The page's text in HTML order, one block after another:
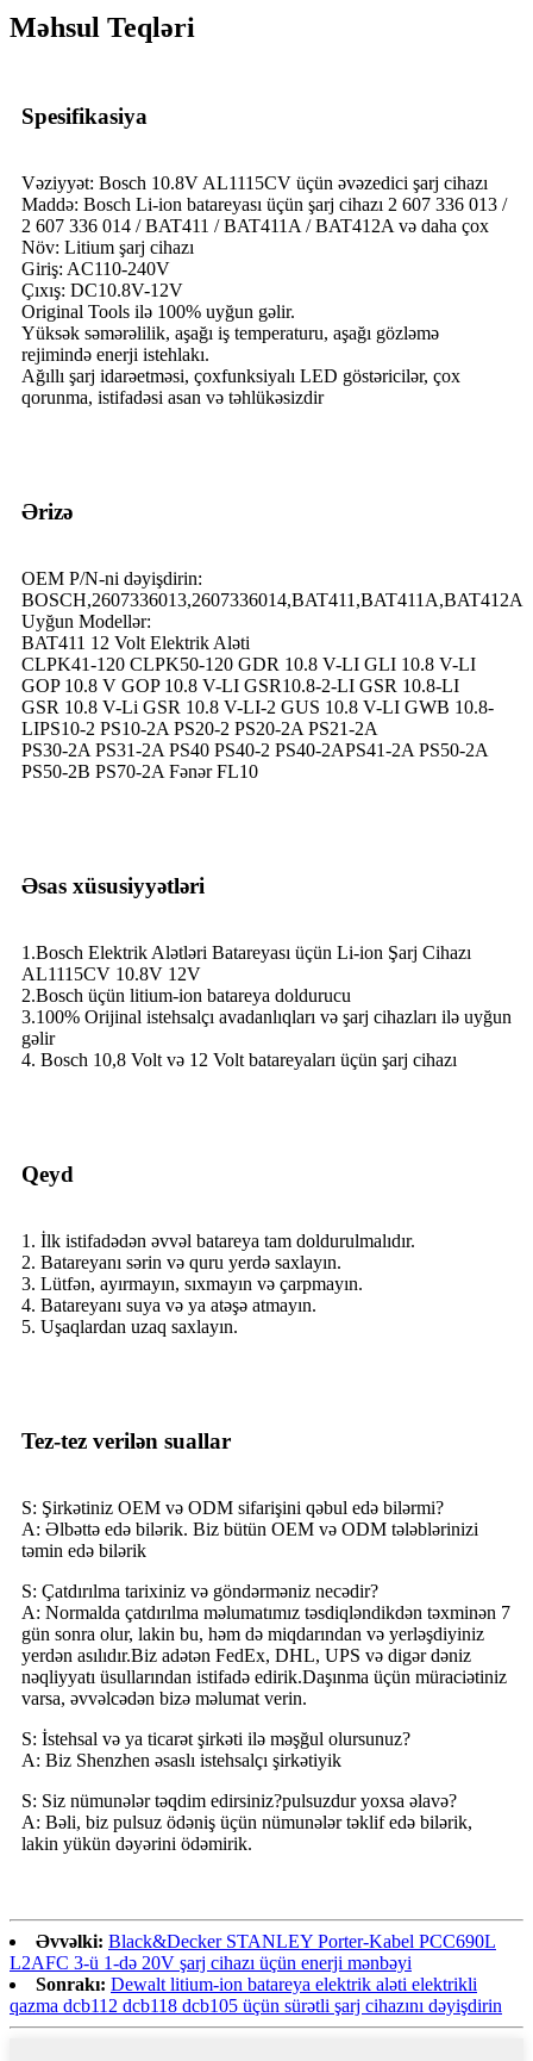
Məhsul Teqləri
Spesifikasiya
Vəziyyət: Bosch 10.8V AL1115CV üçün əvəzedici şarj cihazı
Maddə: Bosch Li-ion batareyası üçün şarj cihazı 2 607 336 013 /
2 607 336 014 / BAT411 / BAT411A / BAT412A və daha çox
Növ: Litium şarj cihazı
Giriş: AC110-240V
Çıxış: DC10.8V-12V
Original Tools ilə 100% uyğun gəlir.
Yüksək səmərəlilik, aşağı iş temperaturu, aşağı gözləmə
rejimində enerji istehlakı.
Ağıllı şarj idarəetməsi, çoxfunksiyalı LED göstəricilər, çox
qorunma, istifadəsi asan və təhlükəsizdir
Ərizə
OEM P/N-ni dəyişdirin:
BOSCH,2607336013,2607336014,BAT411,BAT411A,BAT412A
Uyğun Modellər:
BAT411 12 Volt Elektrik Aləti
CLPK41-120 CLPK50-120 GDR 10.8 V-LI GLI 10.8 V-LI
GOP 10.8 V GOP 10.8 V-LI GSR10.8-2-LI GSR 10.8-LI
GSR 10.8 V-Li GSR 10.8 V-LI-2 GUS 10.8 V-LI GWB 10.8-
LIPS10-2 PS10-2A PS20-2 PS20-2A PS21-2A
PS30-2A PS31-2A PS40 PS40-2 PS40-2APS41-2A PS50-2A
PS50-2B PS70-2A Fənər FL10
Əsas xüsusiyyətləri
1.Bosch Elektrik Alətləri Batareyası üçün Li-ion Şarj Cihazı
AL1115CV 10.8V 12V
2.Bosch üçün litium-ion batareya doldurucu
3.100% Orijinal istehsalçı avadanlıqları və şarj cihazları ilə uyğun
gəlir
4. Bosch 10,8 Volt və 12 Volt batareyaları üçün şarj cihazı
Qeyd
1. İlk istifadədən əvvəl batareya tam doldurulmalıdır.
2. Batareyanı sərin və quru yerdə saxlayın.
3. Lütfən, ayırmayın, sıxmayın və çarpmayın.
4. Batareyanı suya və ya atəşə atmayın.
5. Uşaqlardan uzaq saxlayın.
Tez-tez verilən suallar
S: Şirkətiniz OEM və ODM sifarişini qəbul edə bilərmi?
A: Əlbəttə edə bilərik. Biz bütün OEM və ODM tələblərinizi
təmin edə bilərik
S: Çatdırılma tarixiniz və göndərməniz necədir?
A: Normalda çatdırılma məlumatımız təsdiqləndikdən təxminən 7
gün sonra olur, lakin bu, həm də miqdarından və yerləşdiyiniz
yerdən asılıdır.Biz adətən FedEx, DHL, UPS və digər dəniz
nəqliyyatı üsullarından istifadə edirik.Daşınma üçün müraciətiniz
varsa, əvvəlcədən bizə məlumat verin.
S: İstehsal və ya ticarət şirkəti ilə məşğul olursunuz?
A: Biz Shenzhen əsaslı istehsalçı şirkətiyik
S: Siz nümunələr təqdim edirsiniz?pulsuzdur yoxsa əlavə?
A: Bəli, biz pulsuz ödəniş üçün nümunələr təklif edə bilərik,
lakin yükün dəyərini ödəmirik.
Əvvəlki: Black&Decker STANLEY Porter-Kabel PCC690L
L2AFC 3-ü 1-də 20V şarj cihazı üçün enerji mənbəyi
Sonrakı: Dewalt litium-ion batareya elektrik aləti elektrikli
qazma dcb112 dcb118 dcb105 üçün sürətli şarj cihazını dəyişdirin